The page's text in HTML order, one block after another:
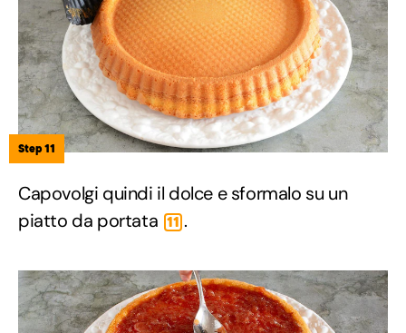
Step 11
Capovolgi quindi il dolce e sformalo su un
piatto da portata 11 .